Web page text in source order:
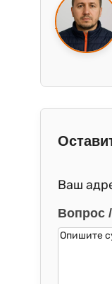
Ваш
Вопрос